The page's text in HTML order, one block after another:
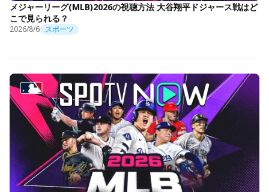
メジャーリーグ(MLB)2026の視聴方法 大谷翔平ドジャース戦はど
こで見られる？
2026/8/6 スポーツ